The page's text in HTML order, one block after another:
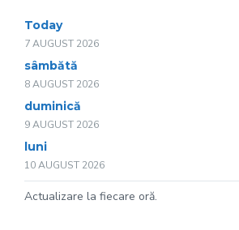
Today
7 AUGUST 2026
sâmbătă
8 AUGUST 2026
duminică
9 AUGUST 2026
luni
10 AUGUST 2026
Actualizare la fiecare oră.